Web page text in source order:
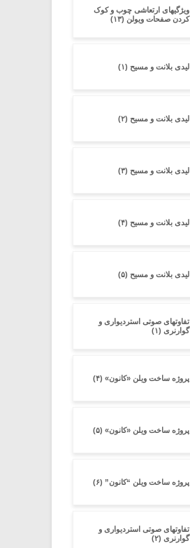
ویژگیهای ارتعاشی چوب و کوک
کردن صفحات ویولن (۱۳)
لیدی بلانت و مسیح (۱)
لیدی بلانت و مسیح (۲)
لیدی بلانت و مسیح (۳)
لیدی بلانت و مسیح (۴)
لیدی بلانت و مسیح (۵)
تفاوتهای صوتی استردیواری و
گوارنری (۱)
پروژه ساخت ویلن «کانون» (۴)
پروژه ساخت ویلن «کانون» (۵)
پروژه ساخت ویلن “کانون” (۶)
تفاوتهای صوتی استردیواری و
گوارنری (۲)